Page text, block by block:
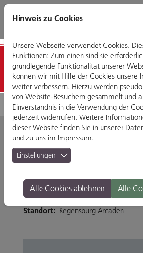
Direkt
zum
Zum
Hauptmenü
Zum
Footermenü
Zur
Website-
Schön &
G & T Nails &
Friedenstraße 23, 93053
Tel. 0941-28046214
Branche:Dienstleistungen
Standort: Regensburg Arcaden
Hinweis zu Cookies
Unsere Webseite verwendet Cookies.
Funktionen: Zum einen sind sie
grundlegende Funktionalität unserer
können wir mit Hilfe der Cookies unsere
weiter verbessern. Hierzu werden
von Website-Besuchern gesammelt und
Einverständnis in die Verwendung der
jederzeit widerrufen. Weitere
dieser Website finden Sie in unserer
und zu uns im Impressum.
Einstellungen
Alle Cookies ablehnen Alle